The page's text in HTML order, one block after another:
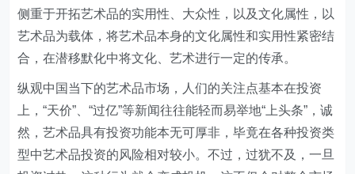
侧重于开拓艺术品的实用性、大众性，以及文化属性，以
艺术品为载体，将艺术品本身的文化属性和实用性紧密结
合，在潜移默化中将文化、艺术进行一定的传承。
纵观中国当下的艺术品市场，人们的关注点基本在投资
上，“天价”、“过亿”等新闻往往能轻而易举地“上头条”，诚
然，艺术品具有投资功能本无可厚非，毕竟在各种投资类
型中艺术品投资的风险相对较小。不过，过犹不及，一旦